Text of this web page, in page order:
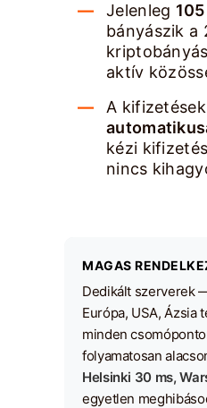
Jelenleg 105
bányászik
aktív
A kifizetések
kézi
nincs
MAGAS
Dedikált szerverek
Európa, USA, Ázsia
minden
folyamatosan
Helsinki 30 ms,
egyetlen